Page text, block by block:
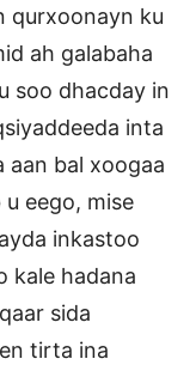
qurxoonayn ku
ah galabaha
soo dhacday in
inta
aan bal xoogaa
eego, mise
inkastoo
kale hadana
sida
tirta ina